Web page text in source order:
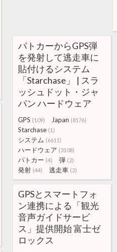
パトカーからGPS弾
を発射して逃走車に
貼付けるシステム
「Starchase」 | スラ
ッシュドット・ジャ
パン ハードウェア
GPS (109) Japan (8176)
Starchase (1)
システム (6611)
ハードウェア (3108)
パトカー (4) 弾 (2)
発射 (44) 逃走車 (2)
GPSとスマートフォ
ン連携による「観光
音声ガイドサービ
ス」提供開始 富士ゼ
ロックス